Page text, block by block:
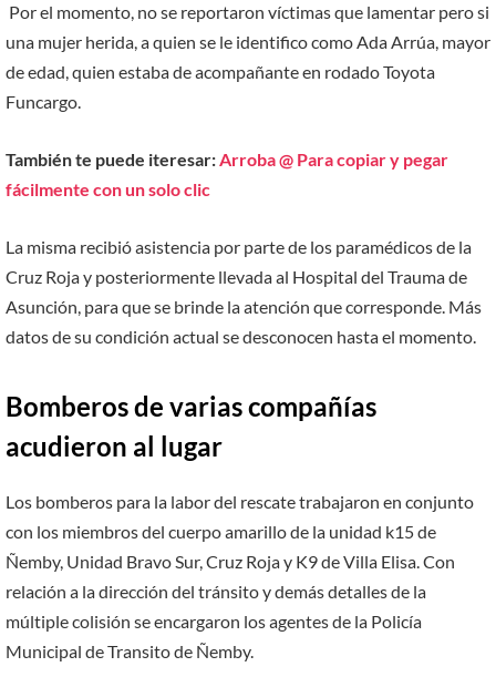
Por el momento, no se reportaron víctimas que lamentar pero si
una mujer herida, a quien se le identifico como Ada Arrúa, mayor
de edad, quien estaba de acompañante en rodado Toyota
Funcargo.
También te puede iteresar:Arroba @ Para copiar y pegar
fácilmente con un solo clic
La misma recibió asistencia por parte de los paramédicos de la
Cruz Roja y posteriormente llevada al Hospital del Trauma de
Asunción, para que se brinde la atención que corresponde. Más
datos de su condición actual se desconocen hasta el momento.
Bomberos de varias compañías
acudieron al lugar
Los bomberos para la labor del rescate trabajaron en conjunto
con los miembros del cuerpo amarillo de la unidad k15 de
Ñemby, Unidad Bravo Sur, Cruz Roja y K9 de Villa Elisa. Con
relación a la dirección del tránsito y demás detalles de la
múltiple colisión se encargaron los agentes de la Policía
Municipal de Transito de Ñemby.